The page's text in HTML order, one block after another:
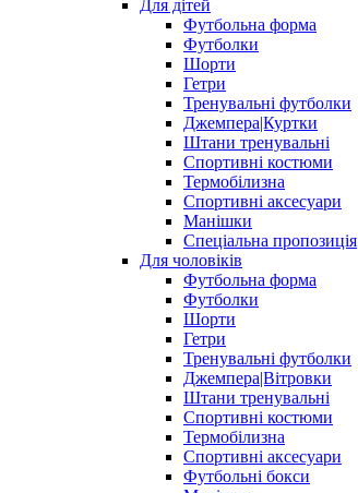
Для дітей
Футбольна форма
Футболки
Шорти
Гетри
Тренувальні футболки
Джемпера|Куртки
Штани тренувальні
Спортивні костюми
Термобілизна
Спортивні аксесуари
Манішки
Спеціальна пропозиція
Для чоловіків
Футбольна форма
Футболки
Шорти
Гетри
Тренувальні футболки
Джемпера|Вітровки
Штани тренувальні
Спортивні костюми
Термобілизна
Спортивні аксесуари
Футбольні бокси